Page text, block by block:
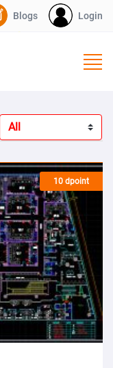
Login
Blogs
10 dpoint